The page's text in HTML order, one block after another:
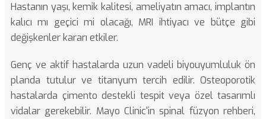
Hastanın yaşı, kemik kalitesi, ameliyatın amacı, implantın
kalıcı mı geçici mi olacağı, MRI ihtiyacı ve bütçe gibi
değişkenler kararı etkiler.
Genç ve aktif hastalarda uzun vadeli biyouyumluluk ön
planda tutulur ve titanyum tercih edilir. Osteoporotik
hastalarda çimento destekli tespit veya özel tasarımlı
vidalar gerekebilir. Mayo Clinic'in spinal füzyon rehberi,